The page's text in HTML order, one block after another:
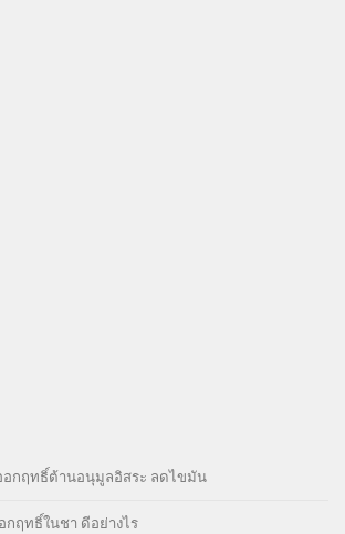
อกฤทธิ์ต้านอนุมูลอิสระ ลดไขมัน
กฤทธิ์ในชา ดีอย่างไร